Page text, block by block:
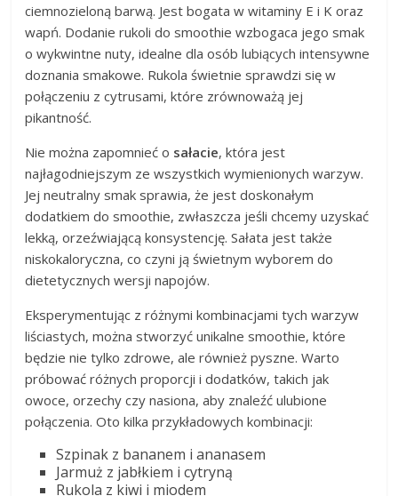
ciemnozieloną barwą. Jest bogata w witaminy E i K oraz
wapń. Dodanie rukoli do smoothie wzbogaca jego smak
o wykwintne nuty, idealne dla osób lubiących intensywne
doznania smakowe. Rukola świetnie sprawdzi się w
połączeniu z cytrusami, które zrównoważą jej
pikantność.
Nie można zapomnieć o sałacie, która jest
najłagodniejszym ze wszystkich wymienionych warzyw.
Jej neutralny smak sprawia, że jest doskonałym
dodatkiem do smoothie, zwłaszcza jeśli chcemy uzyskać
lekką, orzeźwiającą konsystencję. Sałata jest także
niskokaloryczna, co czyni ją świetnym wyborem do
dietetycznych wersji napojów.
Eksperymentując z różnymi kombinacjami tych warzyw
liściastych, można stworzyć unikalne smoothie, które
będzie nie tylko zdrowe, ale również pyszne. Warto
próbować różnych proporcji i dodatków, takich jak
owoce, orzechy czy nasiona, aby znaleźć ulubione
połączenia. Oto kilka przykładowych kombinacji:
Szpinak z bananem i ananasem
Jarmuż z jabłkiem i cytryną
Rukola z kiwi i miodem